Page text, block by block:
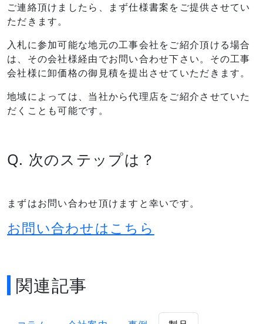
ご連絡頂けましたら、まず仕様書案をご提供させてい
ただきます。
入札に参加可能な地元の工事会社をご紹介頂ける場合
は、その会社様経由でお問い合わせ下さい。その工事
会社様に卸価格の御見積を提出させていただきます。
地域によっては、当社から代理店をご紹介させていた
だくことも可能です。
Q. 次のステップは？
まずはお問い合わせ頂けますと幸いです。
お問い合わせはこちら
関連記事